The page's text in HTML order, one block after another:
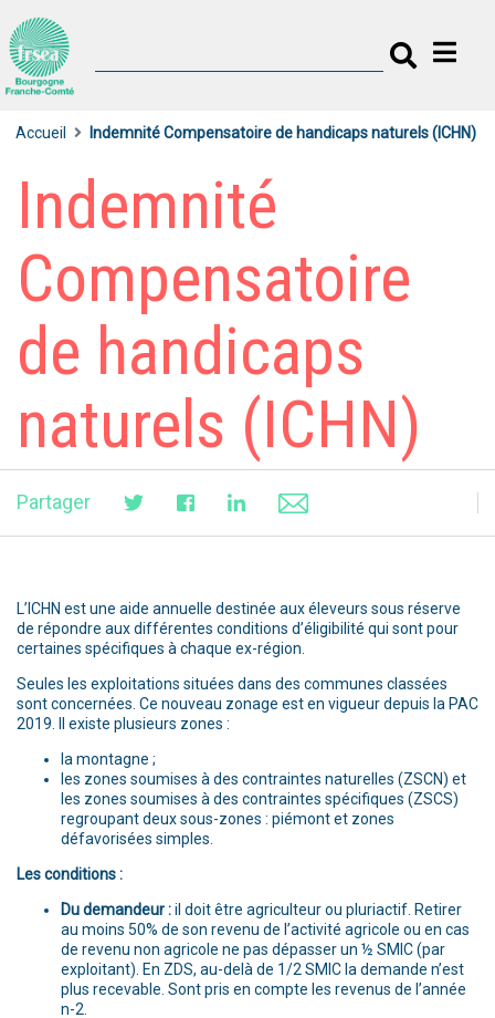
Accueil Indemnité Compensatoire de handicaps naturels (ICHN)
Indemnité
Compensatoire
de handicaps
naturels (ICHN)
Partager
L’ICHN est une aide annuelle destinée aux éleveurs sous réserve
de répondre aux différentes conditions d’éligibilité qui sont pour
certaines spécifiques à chaque ex-région.
Seules les exploitations situées dans des communes classées
sont concernées. Ce nouveau zonage est en vigueur depuis la PAC
2019. Il existe plusieurs zones :
la montagne ;
les zones soumises à des contraintes naturelles (ZSCN) et
les zones soumises à des contraintes spécifiques (ZSCS)
regroupant deux sous-zones : piémont et zones
défavorisées simples.
Les conditions :
Du demandeur :il doit être agriculteur ou pluriactif. Retirer
au moins 50% de son revenu de l’activité agricole ou en cas
de revenu non agricole ne pas dépasser un ½ SMIC (par
exploitant). En ZDS, au-delà de 1/2 SMIC la demande n’est
plus recevable. Sont pris en compte les revenus de l’année
n-2.